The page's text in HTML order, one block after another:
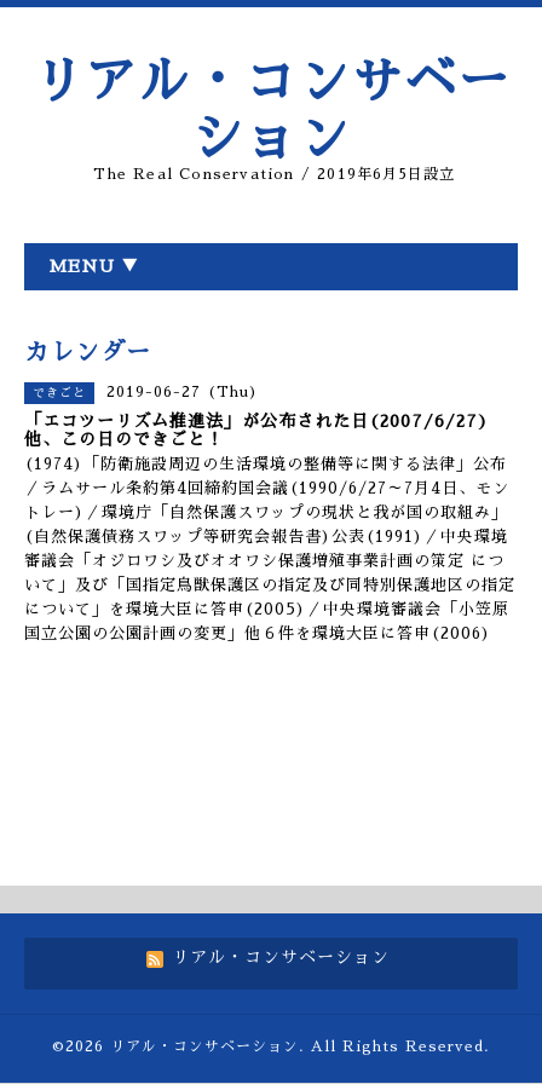
リアル・コンサベー
ション
The Real Conservation / 2019年6月5日設立
MENU ▼
カレンダー
できごと 2019-06-27 (Thu)
「エコツーリズム推進法」が公布された日(2007/6/27)
他、この日のできごと！
(1974)「防衛施設周辺の生活環境の整備等に関する法律」公布
／ラムサール条約第4回締約国会議(1990/6/27～7月4日、モン
トレー)／環境庁「自然保護スワップの現状と我が国の取組み」
(自然保護債務スワップ等研究会報告書)公表(1991)／中央環境
審議会「オジロワシ及びオオワシ保護増殖事業計画の策定 につ
いて」及び「国指定鳥獣保護区の指定及び同特別保護地区の指定
について」を環境大臣に答申(2005)／中央環境審議会「小笠原
国立公園の公園計画の変更」他６件を環境大臣に答申(2006)
リアル・コンサベーション
©2026 リアル・コンサベーション . All Rights Reserved.